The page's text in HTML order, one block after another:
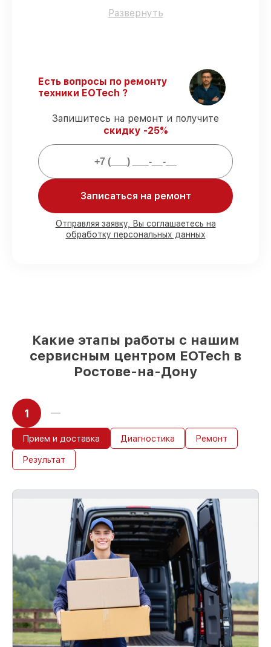
надёжную работу устройства после
Официальная гарантия
– все
ремонтные услуги и комплектующие
защищены сервисной гарантией.
Мы гарантируем:
присутствии
запчастей EOTech готовы к
установке в Ростове-на-Дону, остальные
поступают оперативно
Оригинальные комплектующие
Развернуть
Есть вопросы по ремонту
техники EOTech ?
Запишитесь на ремонт и получите
скидку -25%
Записаться на ремонт
Отправляя заявку, Вы соглашаетесь на
обработку персональных данных
Какие этапы работы с нашим
сервисным центром EOTech в
Ростове-на-Дону
1
Прием и доставка Диагностика Ремонт
Результат